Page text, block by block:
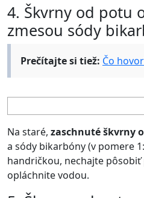
4. Škvrny od potu
zmesou sódy
Prečítajte si tiež: Čo
Na staré, zaschnuté škvrny
a sódy bikarbóny (v pomere
handričkou, nechajte
opláchnite vodou.